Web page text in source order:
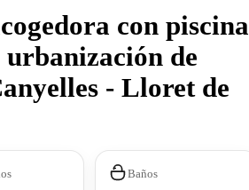
con piscina
urbanización de
- Lloret de
Baños